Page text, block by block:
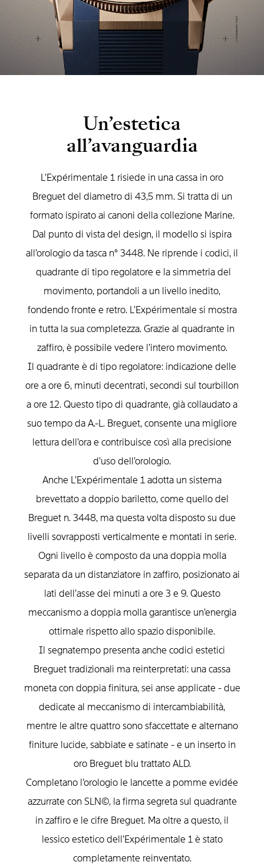
Un’estetica
all’avanguardia
L’Expérimentale 1 risiede in una cassa in oro
Breguet del diametro di 43,5 mm. Si tratta di un
formato ispirato ai canoni della collezione Marine.
Dal punto di vista del design, il modello si ispira
all’orologio da tasca n° 3448. Ne riprende i codici, il
quadrante di tipo regolatore e la simmetria del
movimento, portandoli a un livello inedito,
fondendo fronte e retro. L’Expérimentale si mostra
in tutta la sua completezza. Grazie al quadrante in
zaffiro, è possibile vedere l’intero movimento.
Il quadrante è di tipo regolatore: indicazione delle
ore a ore 6, minuti decentrati, secondi sul tourbillon
a ore 12. Questo tipo di quadrante, già collaudato a
suo tempo da A.-L. Breguet, consente una migliore
lettura dell’ora e contribuisce così alla precisione
d’uso dell’orologio.
Anche L’Expérimentale 1 adotta un sistema
brevettato a doppio bariletto, come quello del
Breguet n. 3448, ma questa volta disposto su due
livelli sovrapposti verticalmente e montati in serie.
Ogni livello è composto da una doppia molla
separata da un distanziatore in zaffiro, posizionato ai
lati dell’asse dei minuti a ore 3 e 9. Questo
meccanismo a doppia molla garantisce un’energia
ottimale rispetto allo spazio disponibile.
Il segnatempo presenta anche codici estetici
Breguet tradizionali ma reinterpretati: una cassa
moneta con doppia finitura, sei anse applicate - due
dedicate al meccanismo di intercambiabilità,
mentre le altre quattro sono sfaccettate e alternano
finiture lucide, sabbiate e satinate - e un inserto in
oro Breguet blu trattato ALD.
Completano l’orologio le lancette a pomme evidée
azzurrate con SLN©, la firma segreta sul quadrante
in zaffiro e le cifre Breguet. Ma oltre a questo, il
lessico estetico dell’Expérimentale 1 è stato
completamente reinventato.